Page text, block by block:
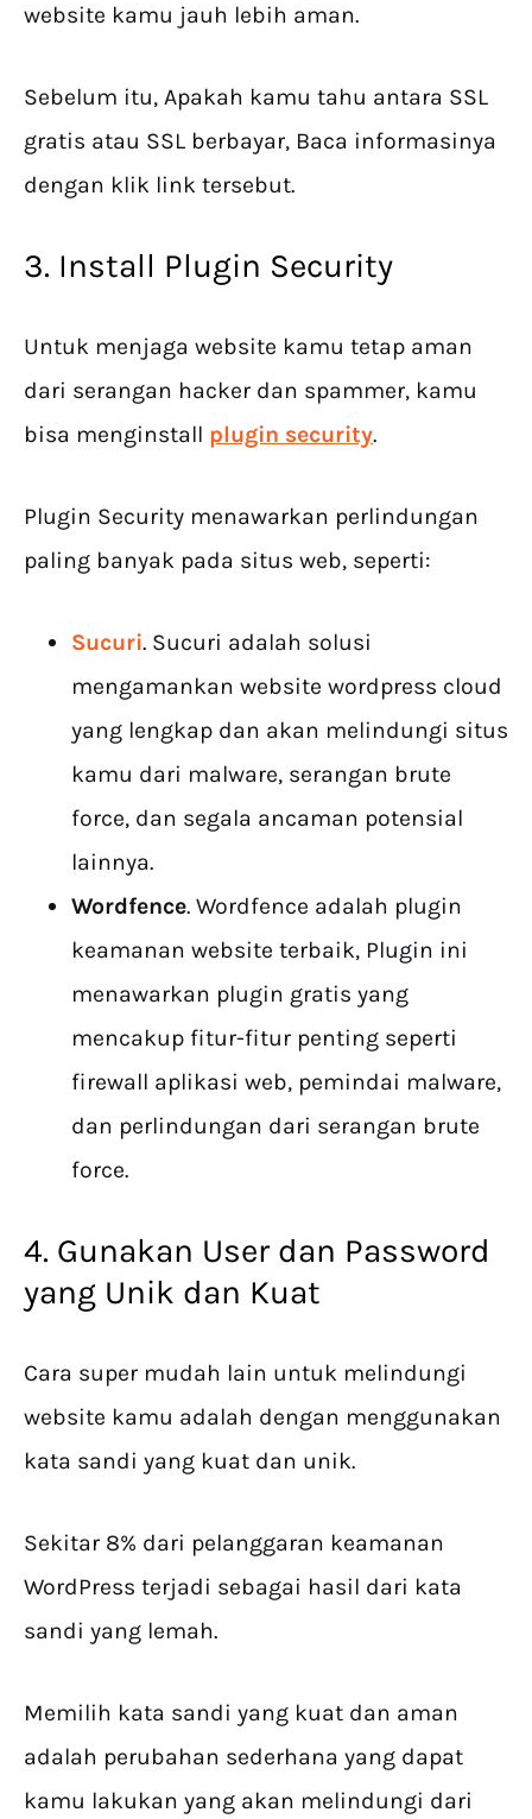
website kamu jauh lebih aman.
Sebelum itu, Apakah kamu tahu antara SSL
gratis atau SSL berbayar, Baca informasinya
dengan klik link tersebut.
3. Install Plugin Security
Untuk menjaga website kamu tetap aman
dari serangan hacker dan spammer, kamu
bisa menginstall plugin security.
Plugin Security menawarkan perlindungan
paling banyak pada situs web, seperti:
Sucuri. Sucuri adalah solusi
mengamankan website wordpress cloud
yang lengkap dan akan melindungi situs
kamu dari malware, serangan brute
force, dan segala ancaman potensial
lainnya.
Wordfence. Wordfence adalah plugin
keamanan website terbaik, Plugin ini
menawarkan plugin gratis yang
mencakup fitur-fitur penting seperti
firewall aplikasi web, pemindai malware,
dan perlindungan dari serangan brute
force.
4. Gunakan User dan Password
yang Unik dan Kuat
Cara super mudah lain untuk melindungi
website kamu adalah dengan menggunakan
kata sandi yang kuat dan unik.
Sekitar 8% dari pelanggaran keamanan
WordPress terjadi sebagai hasil dari kata
sandi yang lemah.
Memilih kata sandi yang kuat dan aman
adalah perubahan sederhana yang dapat
kamu lakukan yang akan melindungi dari